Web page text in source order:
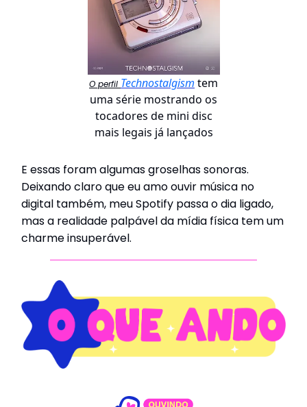
O perfil Technostalgism tem
uma série mostrando os
tocadores de mini disc
mais legais já lançados
E essas foram algumas groselhas sonoras.
Deixando claro que eu amo ouvir música no
digital também, meu Spotify passa o dia ligado,
mas a realidade palpável da mídia física tem um
charme insuperável.